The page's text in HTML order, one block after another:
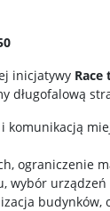
inicjatywy Race
długofalową
komunikacją
ograniczenie
wybór
budynków,